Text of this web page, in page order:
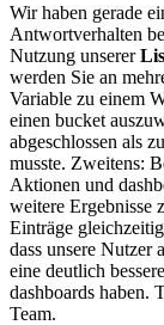
Wir haben gerade
Antwortverhalten
Nutzung unserer
werden Sie an
Variable zu einem
einen bucket
abgeschlossen als
musste. Zweitens:
Aktionen und
weitere Ergebnisse
Einträge
dass unsere Nutzer
eine deutlich
dashboards haben.
Team.